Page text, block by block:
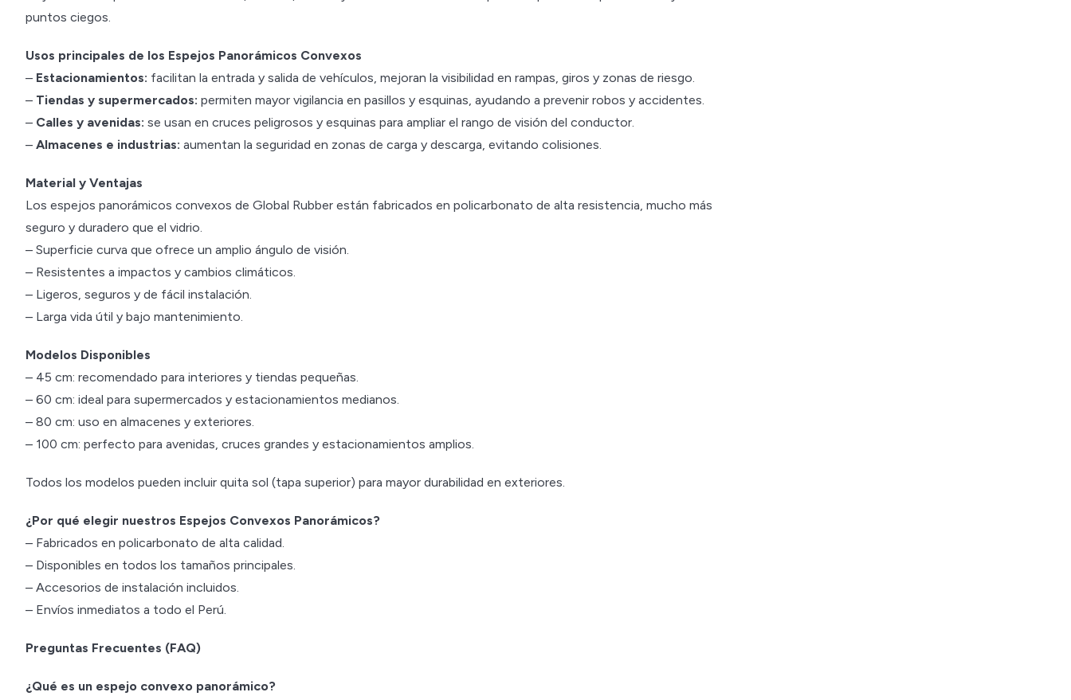
puntos ciegos.
Usos principales de los Espejos Panorámicos Convexos
– Estacionamientos: facilitan la entrada y salida de vehículos, mejoran la visibilidad en rampas, giros y zonas de riesgo.
– Tiendas y supermercados: permiten mayor vigilancia en pasillos y esquinas, ayudando a prevenir robos y accidentes.
– Calles y avenidas: se usan en cruces peligrosos y esquinas para ampliar el rango de visión del conductor.
– Almacenes e industrias: aumentan la seguridad en zonas de carga y descarga, evitando colisiones.
Material y Ventajas
Los espejos panorámicos convexos de Global Rubber están fabricados en policarbonato de alta resistencia, mucho más
seguro y duradero que el vidrio.
– Superficie curva que ofrece un amplio ángulo de visión.
– Resistentes a impactos y cambios climáticos.
– Ligeros, seguros y de fácil instalación.
– Larga vida útil y bajo mantenimiento.
Modelos Disponibles
– 45 cm: recomendado para interiores y tiendas pequeñas.
– 60 cm: ideal para supermercados y estacionamientos medianos.
– 80 cm: uso en almacenes y exteriores.
– 100 cm: perfecto para avenidas, cruces grandes y estacionamientos amplios.
Todos los modelos pueden incluir quita sol (tapa superior) para mayor durabilidad en exteriores.
¿Por qué elegir nuestros Espejos Convexos Panorámicos?
– Fabricados en policarbonato de alta calidad.
– Disponibles en todos los tamaños principales.
– Accesorios de instalación incluidos.
– Envíos inmediatos a todo el Perú.
Preguntas Frecuentes (FAQ)
¿Qué es un espejo convexo panorámico?